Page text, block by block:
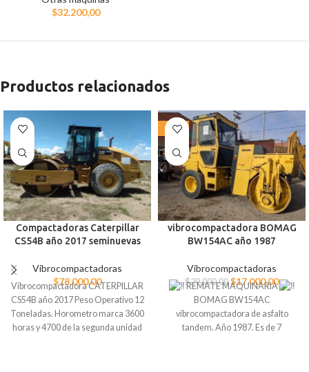
$32.200,00
Productos relacionados
Compactadoras Caterpillar
CS54B año 2017 seminuevas
Vibrocompactadoras
$78.000,00
Vibrocompactadora CATERPILLAR
CS54B año 2017 Peso Operativo 12
Toneladas. Horometro marca 3600
horas y 4700 de la segunda unidad
-41%
vibrocompactadora BOMAG
BW154AC año 1987
Vibrocompactadoras
$29.000,00 $17.000,00
REMATE MAQUINARIA
BOMAG BW154AC
vibrocompactadora de asfalto
tandem. Año 1987. Es de 7